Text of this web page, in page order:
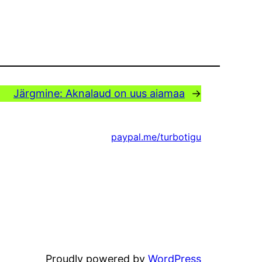
Järgmine: Aknalaud on uus aiamaa →
paypal.me/turbotigu
Proudly powered by WordPress